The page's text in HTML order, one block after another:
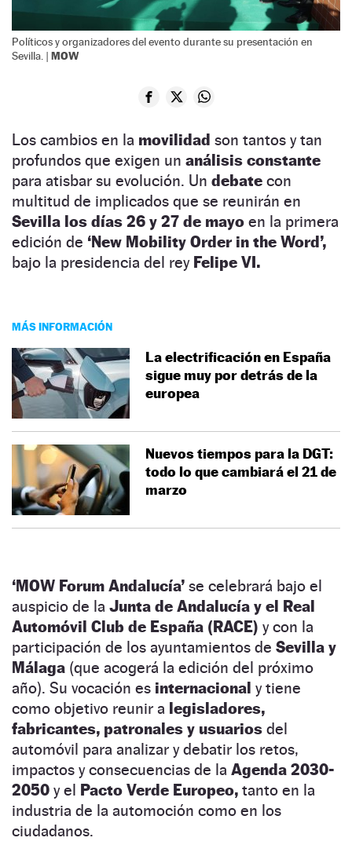
Políticos y organizadores del evento durante su presentación en
Sevilla. | MOW
Los cambios en la movilidad son tantos y tan
profundos que exigen un análisis constante
para atisbar su evolución. Un debate con
multitud de implicados que se reunirán en
Sevilla los días 26 y 27 de mayo en la primera
edición de ‘New Mobility Order in the Word’,
bajo la presidencia del rey Felipe VI.
MÁS INFORMACIÓN
La electrificación en España
sigue muy por detrás de la
europea
Nuevos tiempos para la DGT:
todo lo que cambiará el 21 de
marzo
‘MOW Forum Andalucía’ se celebrará bajo el
auspicio de la Junta de Andalucía y el Real
Automóvil Club de España (RACE) y con la
participación de los ayuntamientos de Sevilla y
Málaga (que acogerá la edición del próximo
año). Su vocación es internacional y tiene
como objetivo reunir a legisladores,
fabricantes, patronales y usuarios del
automóvil para analizar y debatir los retos,
impactos y consecuencias de la Agenda 2030-
2050 y el Pacto Verde Europeo, tanto en la
industria de la automoción como en los
ciudadanos.